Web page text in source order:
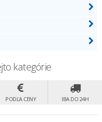
kategórie
PODĽA CENY IBA DO 24H